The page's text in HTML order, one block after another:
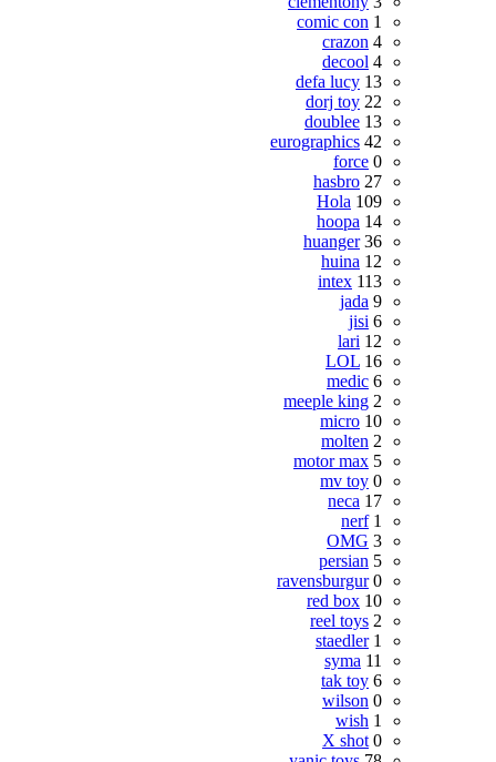
comic con
crazon
decool
defa lucy
dorj toy
doublee
eurographics
force
hasbro
Hola
109
hoopa
huanger
huina
intex
113
jada
jisi
lari
LOL
medic
meeple king
micro
molten
motor max
mv toy
neca
nerf
OMG
persian
ravensburgur
red box
reel toys
staedler
syma
tak toy
wilson
wish
X shot